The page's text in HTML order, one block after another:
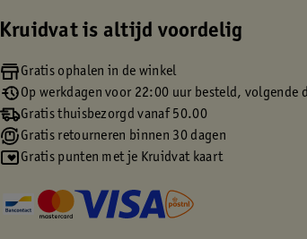
Kruidvat is altijd voordelig
Gratis ophalen in de winkel
Op werkdagen voor 22:00 uur besteld, volgende
Gratis thuisbezorgd vanaf 50.00
Gratis retourneren binnen 30 dagen
Gratis punten met je Kruidvat kaart